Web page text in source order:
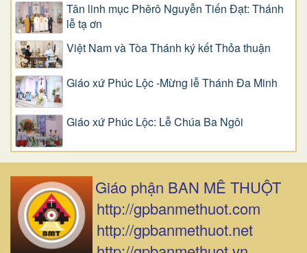
Tân linh mục Phêrô Nguyễn Tiến Đạt: Thánh
lễ tạ ơn
Việt Nam và Tòa Thánh ký kết Thỏa thuận
Giáo xứ Phúc Lộc -Mừng lễ Thánh Đa Minh
Giáo xứ Phúc Lộc: Lễ Chúa Ba Ngôi
Giáo phận BAN MÊ THUỘT
http://gpbanmethuot.com
http://gpbanmethuot.net